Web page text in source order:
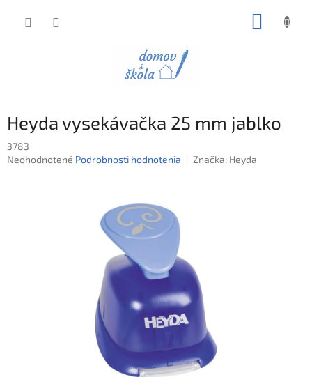
Heyda vysekávačka 25 mm jablko
3783
Priemerné
Neohodnotené Podrobnosti hodnotenia Značka: Heyda